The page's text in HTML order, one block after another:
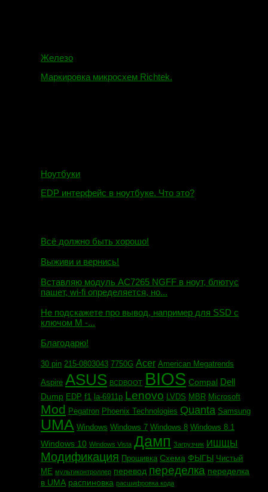
Железо
Маркировка микросхем Richtek.
Ноутбуки
EDP интерфейс в ноутбуке. Что это?
Всё должно быть хорошо!
Выживи и вернись!
Вставляю модуль AC7265 NGFF в ноут, блютус
пашет, wi-fi определяется, но...
Не подскажете про вывод, например для SSD c
ключом М -...
Благодарю!
30 pin 215-0803043 7750G Acer American Megatrends
Aspire ASUS BCDBOOT BIOS Compal Dell
Dump EDP f1 la-6911p Lenovo LVDS MBR Microsoft
Mod Pegatron Phoenix Technologies Quanta Samsung
UMA Windows Windows 7 Windows 8 Windows 8.1
Windows 10 Windows Vista Дамп Загрузчик ИШЩЫ
Модификация Прошивка Схема ФЫГЫ Чистый
МЕ мультиконтроллер перевод переделка переделка
в UMA распиновка расшифровка кода